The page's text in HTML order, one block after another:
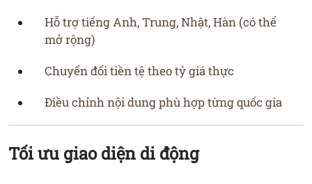
Hỗ trợ tiếng Anh, Trung, Nhật, Hàn (có thể
mở rộng)
Chuyển đổi tiền tệ theo tỷ giá thực
Điều chỉnh nội dung phù hợp từng quốc gia
Tối ưu giao diện di động